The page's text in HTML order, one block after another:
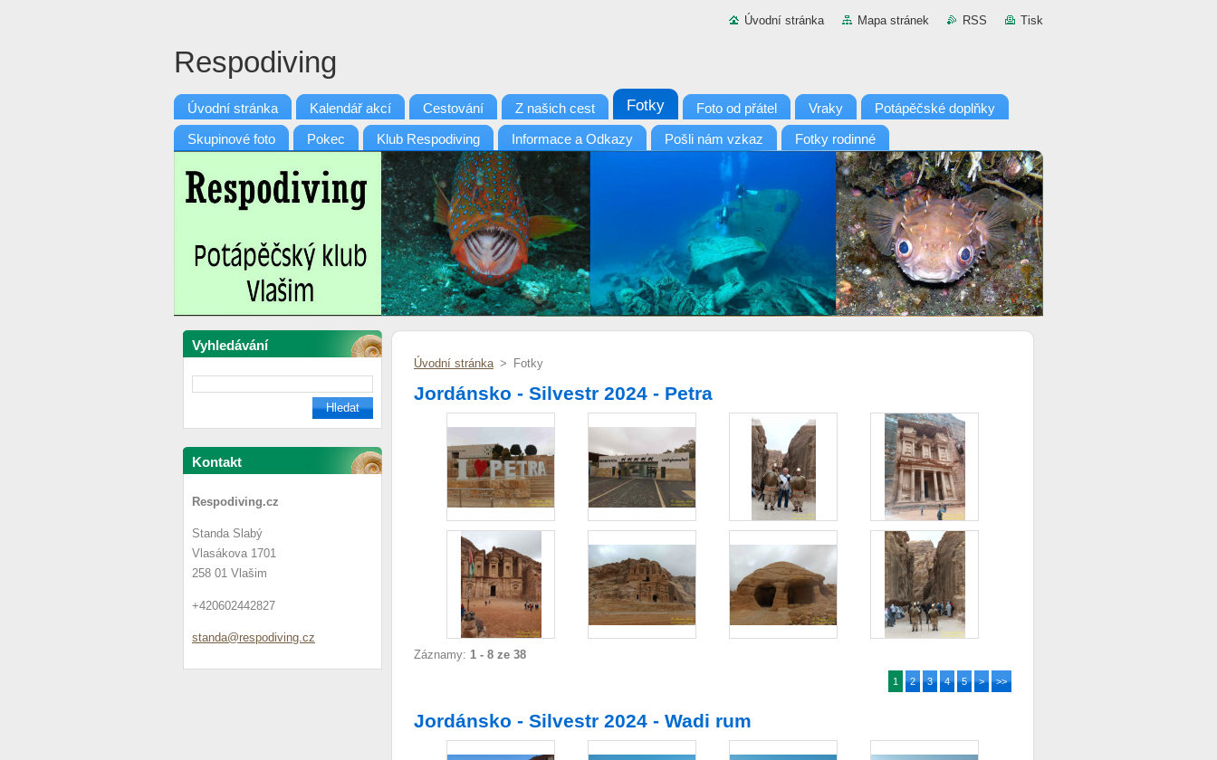
Úvodní stránka Mapa stránek RSS Tisk
Respodiving
Úvodní stránka Kalendář akcí Cestování Z našich cest Fotky Foto od přátel Vraky Potápěčské doplňky
Skupinové foto Pokec Klub Respodiving Informace a Odkazy Pošli nám vzkaz Fotky rodinné
Vyhledávání
Kontakt
Respodiving.cz
Standa Slabý
Vlasákova 1701
258 01 Vlašim
+420602442827
standa@respodiving.cz
Úvodní stránka > Fotky
Jordánsko - Silvestr 2024 - Petra
Záznamy: 1 - 8 ze 38
1 2 3 4 5 > >>
Jordánsko - Silvestr 2024 - Wadi rum